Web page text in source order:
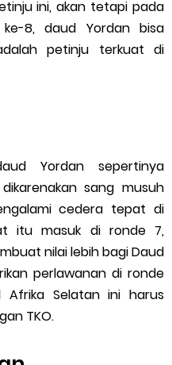
ini, akan tetapi pada
8, daud Yordan bisa
petinju terkuat di
Yordan sepertinya
sang musuh
cedera tepat di
itu masuk di ronde 7,
nilai lebih bagi Daud
perlawanan di ronde
Afrika Selatan ini harus
TKO.